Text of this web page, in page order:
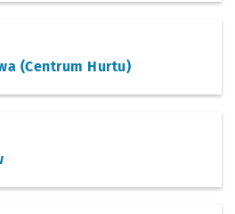
(Centrum Hurtu)